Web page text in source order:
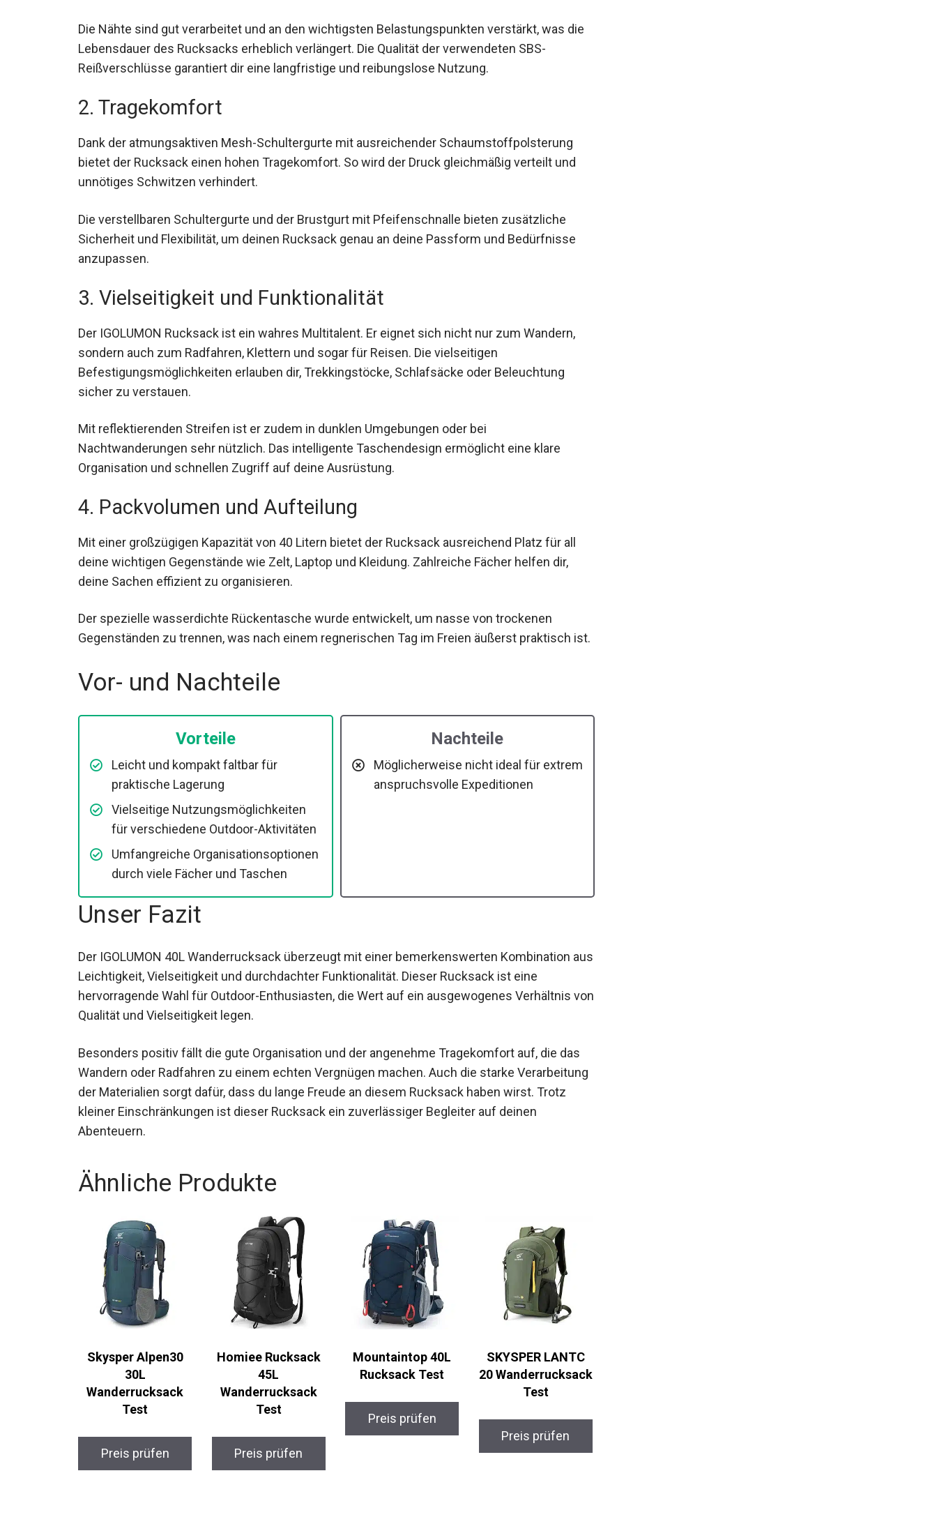
Die Nähte sind gut verarbeitet und an den wichtigsten Belastungspunkten verstärkt, was die
Lebensdauer des Rucksacks erheblich verlängert. Die Qualität der verwendeten SBS-
Reißverschlüsse garantiert dir eine langfristige und reibungslose Nutzung.
2. Tragekomfort
Dank der atmungsaktiven Mesh-Schultergurte mit ausreichender Schaumstoffpolsterung
bietet der Rucksack einen hohen Tragekomfort. So wird der Druck gleichmäßig verteilt und
unnötiges Schwitzen verhindert.
Die verstellbaren Schultergurte und der Brustgurt mit Pfeifenschnalle bieten zusätzliche
Sicherheit und Flexibilität, um deinen Rucksack genau an deine Passform und Bedürfnisse
anzupassen.
3. Vielseitigkeit und Funktionalität
Der IGOLUMON Rucksack ist ein wahres Multitalent. Er eignet sich nicht nur zum Wandern,
sondern auch zum Radfahren, Klettern und sogar für Reisen. Die vielseitigen
Befestigungsmöglichkeiten erlauben dir, Trekkingstöcke, Schlafsäcke oder Beleuchtung
sicher zu verstauen.
Mit reflektierenden Streifen ist er zudem in dunklen Umgebungen oder bei
Nachtwanderungen sehr nützlich. Das intelligente Taschendesign ermöglicht eine klare
Organisation und schnellen Zugriff auf deine Ausrüstung.
4. Packvolumen und Aufteilung
Mit einer großzügigen Kapazität von 40 Litern bietet der Rucksack ausreichend Platz für all
deine wichtigen Gegenstände wie Zelt, Laptop und Kleidung. Zahlreiche Fächer helfen dir,
deine Sachen effizient zu organisieren.
Der spezielle wasserdichte Rückentasche wurde entwickelt, um nasse von trockenen
Gegenständen zu trennen, was nach einem regnerischen Tag im Freien äußerst praktisch ist.
Vor- und Nachteile
Vorteile
Leicht und kompakt faltbar für
praktische Lagerung
Vielseitige Nutzungsmöglichkeiten
für verschiedene Outdoor-Aktivitäten
Umfangreiche Organisationsoptionen
durch viele Fächer und Taschen
Nachteile
Möglicherweise nicht ideal für extrem
anspruchsvolle Expeditionen
Unser Fazit
Der IGOLUMON 40L Wanderrucksack überzeugt mit einer bemerkenswerten Kombination aus
Leichtigkeit, Vielseitigkeit und durchdachter Funktionalität. Dieser Rucksack ist eine
hervorragende Wahl für Outdoor-Enthusiasten, die Wert auf ein ausgewogenes Verhältnis von
Qualität und Vielseitigkeit legen.
Besonders positiv fällt die gute Organisation und der angenehme Tragekomfort auf, die das
Wandern oder Radfahren zu einem echten Vergnügen machen. Auch die starke Verarbeitung
der Materialien sorgt dafür, dass du lange Freude an diesem Rucksack haben wirst. Trotz
kleiner Einschränkungen ist dieser Rucksack ein zuverlässiger Begleiter auf deinen
Abenteuern.
Ähnliche Produkte
Skysper Alpen30
30L
Wanderrucksack
Test
Preis prüfen
Homiee Rucksack
45L
Wanderrucksack
Test
Preis prüfen
Mountaintop 40L
Rucksack Test
Preis prüfen
SKYSPER LANTC
20 Wanderrucksack
Test
Preis prüfen